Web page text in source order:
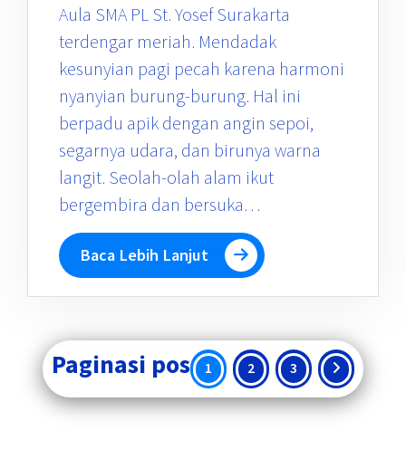
Aula SMA PL St. Yosef Surakarta
terdengar meriah. Mendadak
kesunyian pagi pecah karena harmoni
nyanyian burung-burung. Hal ini
berpadu apik dengan angin sepoi,
segarnya udara, dan birunya warna
langit. Seolah-olah alam ikut
bergembira dan bersuka…
Baca Lebih Lanjut
Paginasi pos 1 2 3